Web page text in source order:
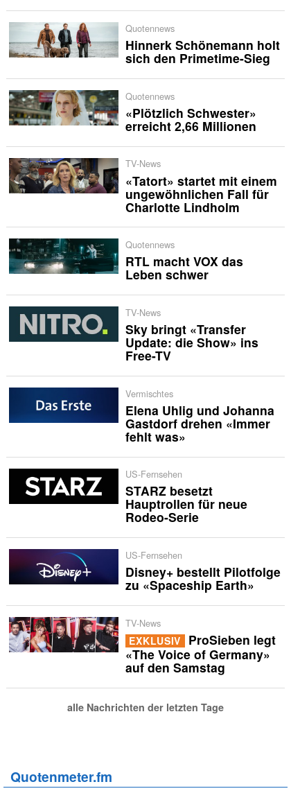
Quotennews
Hinnerk Schönemann holt
sich den Primetime-Sieg
Quotennews
«Plötzlich Schwester»
erreicht 2,66 Millionen
TV-News
«Tatort» startet mit einem
ungewöhnlichen Fall für
Charlotte Lindholm
Quotennews
RTL macht VOX das
Leben schwer
TV-News
Sky bringt «Transfer
Update: die Show» ins
Free-TV
Vermischtes
Elena Uhlig und Johanna
Gastdorf drehen «Immer
fehlt was»
US-Fernsehen
STARZ besetzt
Hauptrollen für neue
Rodeo-Serie
US-Fernsehen
Disney+ bestellt Pilotfolge
zu «Spaceship Earth»
TV-News
EXKLUSIV ProSieben legt
«The Voice of Germany»
auf den Samstag
alle Nachrichten der letzten Tage
Quotenmeter.fm